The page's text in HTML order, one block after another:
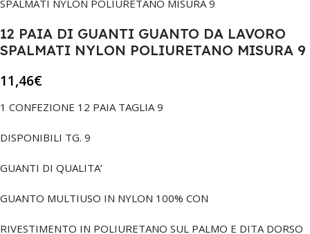
SPALMATI NYLON POLIURETANO MISURA 9
12 PAIA DI GUANTI GUANTO DA LAVORO
SPALMATI NYLON POLIURETANO MISURA 9
11,46€
1 CONFEZIONE 12 PAIA TAGLIA 9
DISPONIBILI TG. 9
GUANTI DI QUALITA’
GUANTO MULTIUSO IN NYLON 100% CON
RIVESTIMENTO IN POLIURETANO SUL PALMO E DITA DORSO